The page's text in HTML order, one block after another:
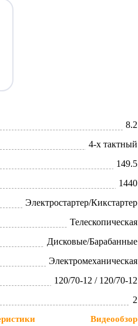
8.2
4-х тактный
149.5
1440
Электростартер/Кикстартер
Телескопическая
Дисковые/Барабанные
Электромеханическая
120/70-12 / 120/70-12
2
Видеообзор